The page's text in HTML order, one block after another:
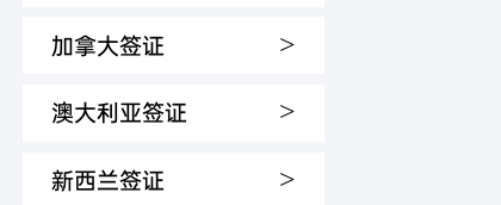
加拿大签证 >
澳大利亚签证 >
新西兰签证 >